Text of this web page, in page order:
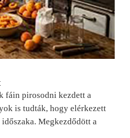
fáin pirosodni kezdett a
is tudták, hogy elérkezett
Megkezdődött a